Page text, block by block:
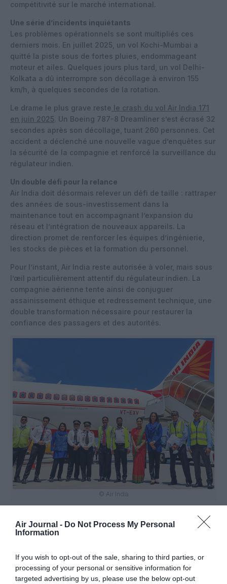
Air Journal - Do Not Process My Personal
Information
If you wish to opt-out of the sale, sharing to third parties, or
processing of your personal or sensitive information for
targeted advertising by us, please use the below opt-out
compétitivité sur le marché international.
Une série d’incidents inquiétants
Les problèmes opérationnels se sont multipliés ces
derniers mois. En juillet 2025, un vol Kochi-Mumbai a
quitté la piste sous de fortes pluies, endommageant
moteur et ailes. Quelques jours plus tard, un vol Delhi-
Kolkata a dû interrompre son décollage à environ 155
km/h, à quelques secondes de la rotation.
Le drame le plus grave reste le crash du vol Air India 171
en juin 2025. Un Boeing 787-8 Dreamliner s’est écrasé 32
secondes après son décollage, tuant 260 personnes. Cet
accident a déclenché une nouvelle vague d’enquêtes sur
la sécurité de la compagnie et renforcé la surveillance du
régulateur indien.
Un double défi pour la relance
Air India doit désormais relever un défi de taille : rattraper
des années de sous-investissement dans la
maintenance tout en accompagnant l’expansion du
réseau et l’intégration de nouveaux appareils. La
direction promet de renforcer les équipes d’ingénierie,
les stocks de pièces et la formation du personnel.
Pour l’instant, Air India reste autorisée à voler, mais sous
l’œil particulièrement attentif du régulateur indien. La
compagnie aérienne tente ainsi de conjuguer
assainissement éthique et redressement technique, une
double transformation nécessaire pour restaurer la
confiance des passagers et des autorités.
© Air India
Soutenez-nous, faites un don !